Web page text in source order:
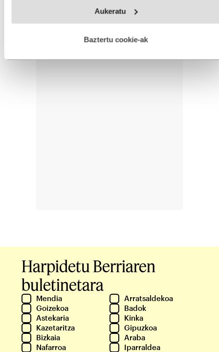
fitxategiak erabiltzen ditu. Zure esperientzia eta zerbitzuak
esplizitua ematen diguzu.Gehiago irakurri
Aukeratu
Baztertu cookie-ak
Harpidetu Berriaren
buletinetara
Mendia
Arratsaldekoa
Goizekoa
Badok
Astekaria
Kinka
Kazetaritza
Gipuzkoa
Bizkaia
Araba
Nafarroa
Iparraldea